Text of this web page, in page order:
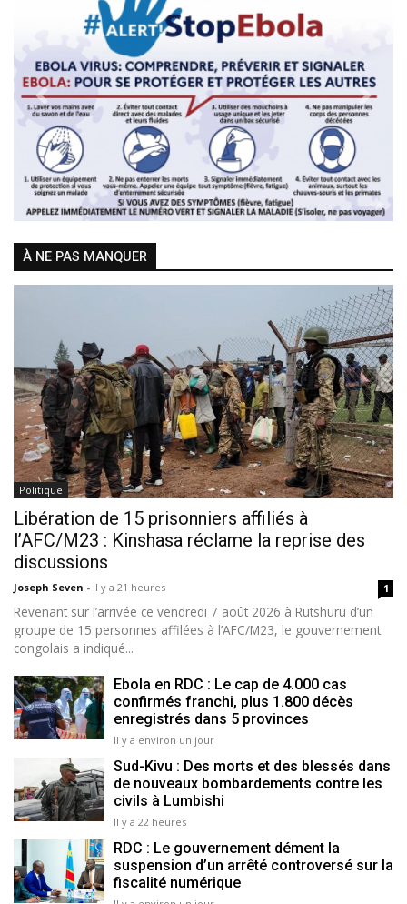
Previous Next
À NE PAS MANQUER
Politique
Libération de 15 prisonniers affiliés à
l’AFC/M23 : Kinshasa réclame la reprise des
discussions
Joseph Seven - Il y a 21 heures 1
Revenant sur l’arrivée ce vendredi 7 août 2026 à Rutshuru d’un
groupe de 15 personnes affilées à l’AFC/M23, le gouvernement
congolais a indiqué...
Ebola en RDC : Le cap de 4.000 cas
confirmés franchi, plus 1.800 décès
enregistrés dans 5 provinces
Il y a environ un jour
Sud-Kivu : Des morts et des blessés dans
de nouveaux bombardements contre les
civils à Lumbishi
Il y a 22 heures
RDC : Le gouvernement dément la
suspension d’un arrêté controversé sur la
fiscalité numérique